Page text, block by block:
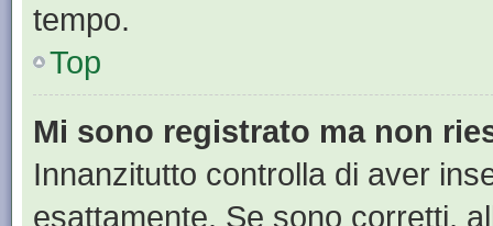
tempo.
Top
Mi sono registrato ma non
Innanzitutto controlla di aver
esattamente. Se sono corretti,